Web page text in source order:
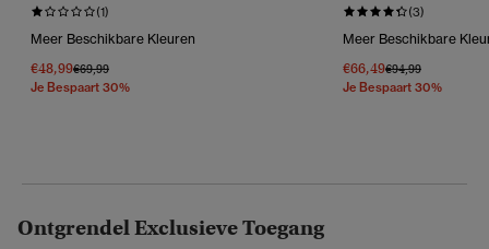
(1)
Meer Beschikbare Kleuren
€48,99Prijs Verlaagd Van
€69,99Naar
Je Bespaart 30%
(3)
Meer Beschikbare
€66,49Prijs Verlaagd Van
€94,99Naar
Je Bespaart 30%
Ontgrendel Exclusieve Toegang